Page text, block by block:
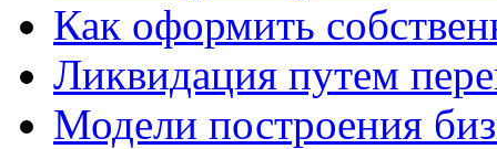
Как оформить
Ликвидация путем
Модели построения